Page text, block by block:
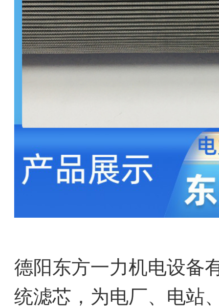
德阳东方一力机电设备
统滤芯，为电厂、电站